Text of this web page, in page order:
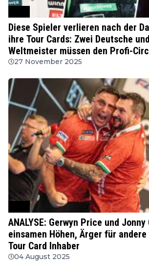
Diese Spieler verlieren nach der
ihre Tour Cards: Zwei Deutsche
Weltmeister müssen den Profi-
27 November 2025
ANALYSE: Gerwyn Price und
einsamen Höhen, Ärger für andere
Tour Card Inhaber
04 August 2025